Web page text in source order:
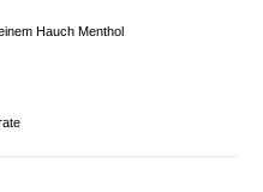
Hauch Menthol